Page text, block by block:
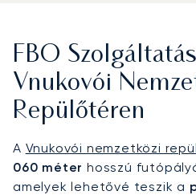
FBO
Vnukovói
Repülőtéren
A Vnukovói nemzetközi
060 méter hosszú
amelyek lehetővé teszik a